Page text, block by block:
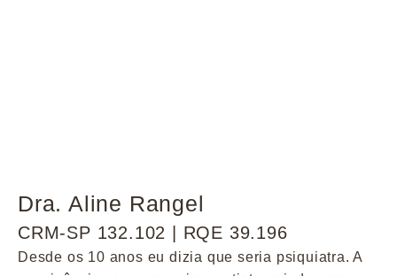
Dra. Aline Rangel
CRM-SP 132.102 | RQE 39.196
Desde os 10 anos eu dizia que seria psiquiatra. A